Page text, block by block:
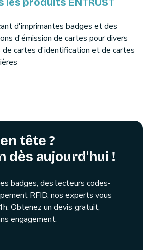
d'imprimantes badges et des
d'émission de cartes pour divers
cartes d'identification et de cartes
tête ?
dès aujourd'hui !
badges, des lecteurs codes-
RFID, nos experts vous
Obtenez un devis gratuit,
engagement.